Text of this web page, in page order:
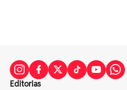
Editorias